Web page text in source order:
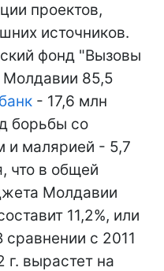
проектов,
источников.
фонд "Вызовы
Молдавии 85,5
- 17,6 млн
борьбы со
и малярией - 5,7
что в общей
Молдавии
11,2%, или
с 2011
г. вырастет на